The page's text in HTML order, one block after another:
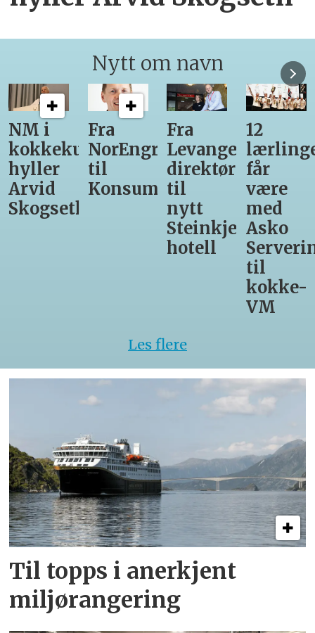
Nytt om navn
Fra
NorEngros
til
Konsumgruppen
Fra
Levanger-
direktør
til
Steinkjer-
12
lærlinger
får
være
med
Asko
Servering
Fra
til
Matprat
Les flere
Til topps i anerkjent
miljørangering